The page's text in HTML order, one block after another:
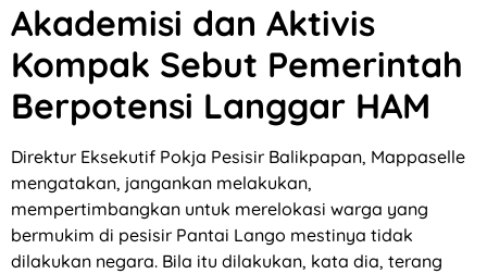
Akademisi dan Aktivis
Kompak Sebut Pemerintah
Berpotensi Langgar HAM
Direktur Eksekutif Pokja Pesisir Balikpapan, Mappaselle
mengatakan, jangankan melakukan,
mempertimbangkan untuk merelokasi warga yang
bermukim di pesisir Pantai Lango mestinya tidak
dilakukan negara. Bila itu dilakukan, kata dia, terang